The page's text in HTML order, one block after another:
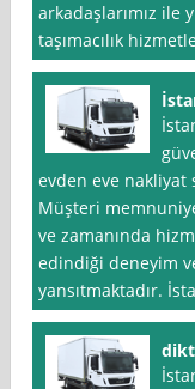
arkadaşlarımız ile
taşımacılık
evden eve nakliyat
Müşteri
ve zamanında
edindiği deneyim
yansıtmaktadır.